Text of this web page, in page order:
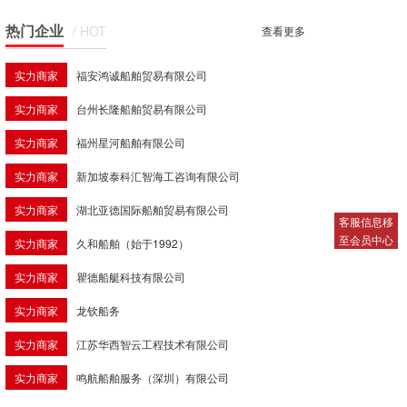
客服信息移
至会员中心
热门企业 / HOT 查看更多
实力商家 福安鸿诚船舶贸易有限公司
实力商家 台州长隆船舶贸易有限公司
实力商家 福州星河船舶有限公司
实力商家 新加坡泰科汇智海工咨询有限公司
实力商家 湖北亚德国际船舶贸易有限公司
实力商家 久和船舶（始于1992）
实力商家 瞿德船艇科技有限公司
实力商家 龙钦船务
实力商家 江苏华西智云工程技术有限公司
实力商家 鸣航船舶服务（深圳）有限公司